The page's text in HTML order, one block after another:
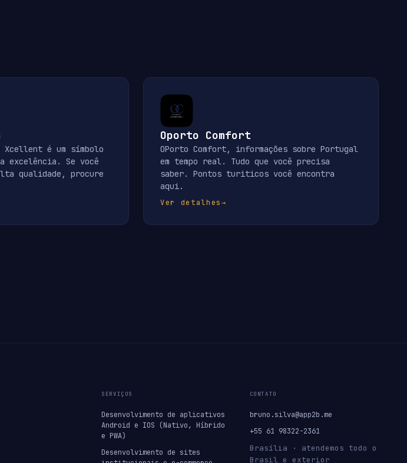
Xcellent é um símbolo
a excelência. Se você
qualidade, procure
Oporto Comfort
OPorto Comfort, informações sobre Portugal
em tempo real. Tudo que você precisa
saber. Pontos turiticos você encontra
aqui.
Ver detalhes→
SERVIÇOS
Desenvolvimento de aplicativos
Android e IOS (Nativo, Híbrido
e PWA)
Desenvolvimento de sites
CONTATO
bruno.silva@app2b.me
+55 61 98322-2361
Brasília · atendemos todo o
Brasil e exterior